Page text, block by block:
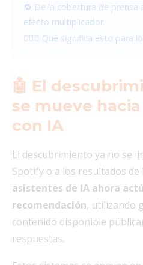
🔁 De la cobertura de prensa
efecto multiplicador
🤷🏻‍♀️ Qué significa esto para
🤖 El
se mueve
con IA
El descubrimiento ya no se
Spotify o a los resultados de
asistentes de IA ahora
recomendación, utilizando
contenido disponible
respuestas.